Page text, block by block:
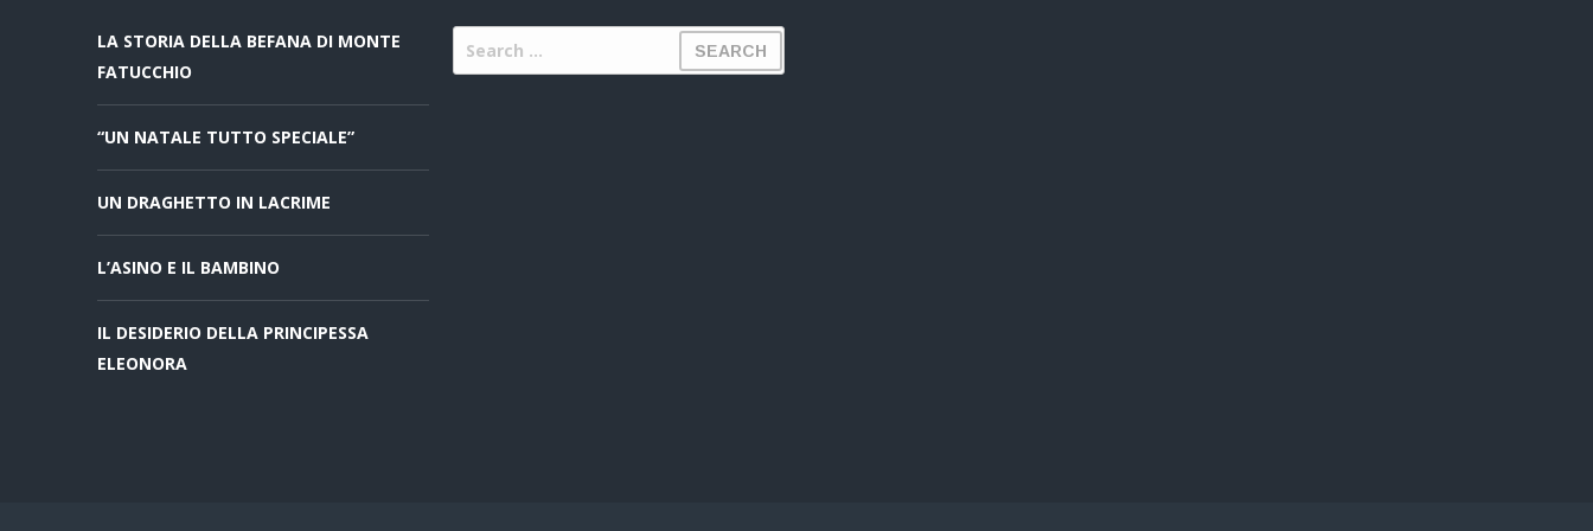
LA STORIA DELLA BEFANA DI MONTE
FATUCCHIO
“UN NATALE TUTTO SPECIALE”
UN DRAGHETTO IN LACRIME
L’ASINO E IL BAMBINO
IL DESIDERIO DELLA PRINCIPESSA
ELEONORA